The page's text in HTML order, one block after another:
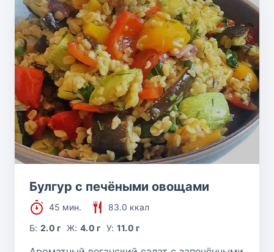
Булгур с печёными овощами
45 мин.
83.0 ккал
Б:2.0 г Ж: 4.0 г У: 11.0 г